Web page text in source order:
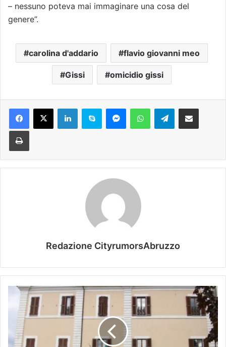
– nessuno poteva mai immaginare una cosa del
genere”.
carolina d'addario flavio giovanni meo
Gissi omicidio gissi
Telegram
Redazione CityrumorsAbruzzo